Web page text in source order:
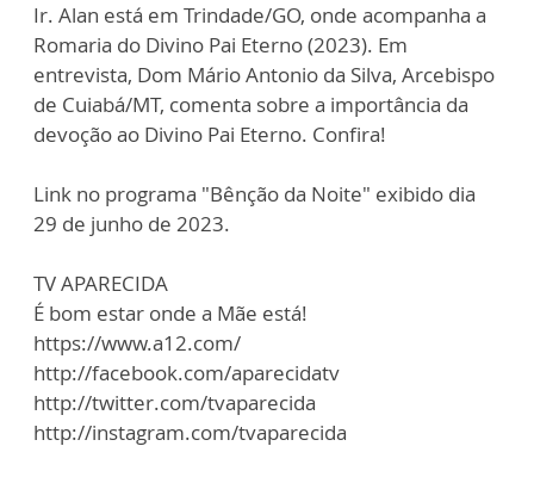
Ir. Alan está em Trindade/GO, onde acompanha a
Romaria do Divino Pai Eterno (2023). Em
entrevista, Dom Mário Antonio da Silva, Arcebispo
de Cuiabá/MT, comenta sobre a importância da
devoção ao Divino Pai Eterno. Confira!
Link no programa "Bênção da Noite" exibido dia
29 de junho de 2023.
TV APARECIDA
É bom estar onde a Mãe está!
https://www.a12.com/
http://facebook.com/aparecidatv
http://twitter.com/tvaparecida
http://instagram.com/tvaparecida